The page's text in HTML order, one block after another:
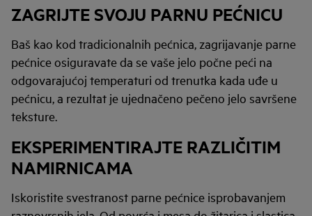
ZAGRIJTE SVOJU PARNU PEĆNICU
Baš kao kod tradicionalnih pećnica, zagrijavanje parne
pećnice osiguravate da se vaše jelo počne peći na
odgovarajućoj temperaturi od trenutka kada uđe u
pećnicu, a rezultat je ujednačeno pečeno jelo savršene
teksture.
EKSPERIMENTIRAJTE RAZLIČITIM
NAMIRNICAMA
Iskoristite svestranost parne pećnice isprobavanjem